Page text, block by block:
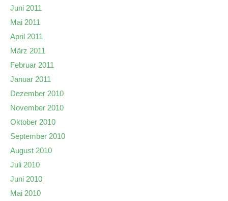
Juni 2011
Mai 2011
April 2011
März 2011
Februar 2011
Januar 2011
Dezember 2010
November 2010
Oktober 2010
September 2010
August 2010
Juli 2010
Juni 2010
Mai 2010